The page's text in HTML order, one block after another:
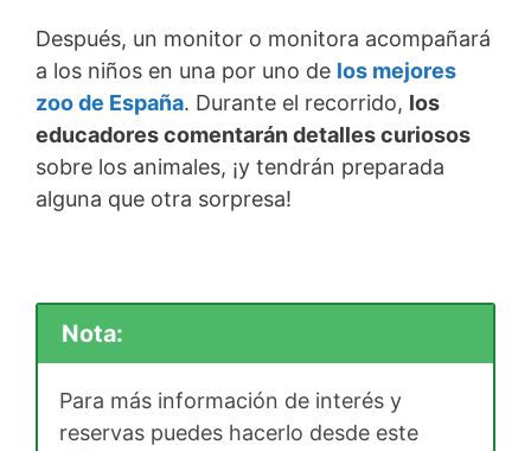
Después, un monitor o monitora acompañará
a los niños en una por uno de los mejores
zoo de España. Durante el recorrido, los
educadores comentarán detalles curiosos
sobre los animales, ¡y tendrán preparada
alguna que otra sorpresa!
Nota:
Para más información de interés y
reservas puedes hacerlo desde este